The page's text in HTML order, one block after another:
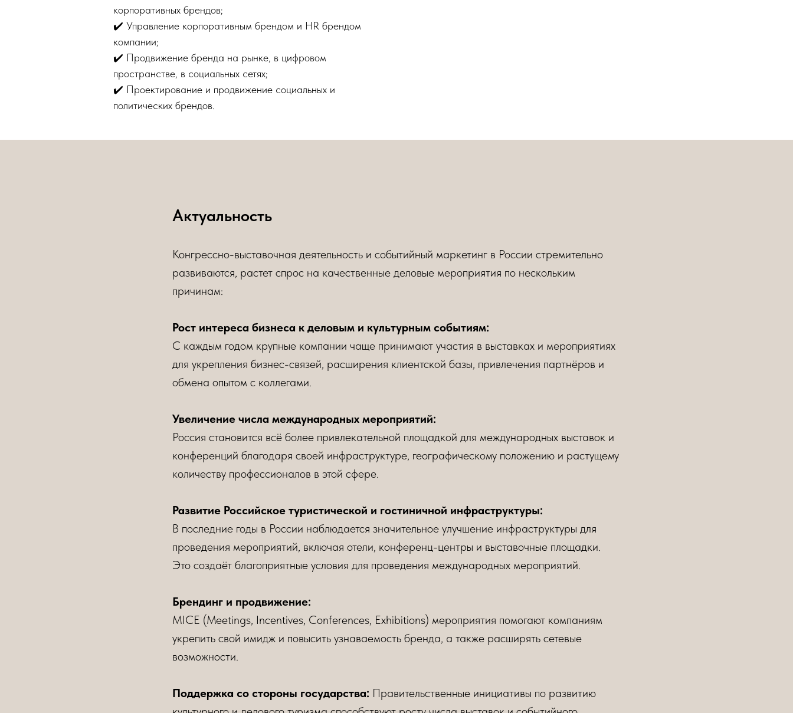
корпоративных брендов;
✔️ Управление корпоративным брендом и HR брендом
компании;
✔️ Продвижение бренда на рынке, в цифровом
пространстве, в социальных сетях;
✔️ Проектирование и продвижение социальных и
политических брендов.
Актуальность
Конгрессно-выставочная деятельность и событийный маркетинг в России стремительно
развиваются, растет спрос на качественные деловые мероприятия по нескольким
причинам:
Рост интереса бизнеса к деловым и культурным событиям:
С каждым годом крупные компании чаще принимают участия в выставках и мероприятиях
для укрепления бизнес-связей, расширения клиентской базы, привлечения партнёров и
обмена опытом с коллегами.
Увеличение числа международных мероприятий:
Россия становится всё более привлекательной площадкой для международных выставок и
конференций благодаря своей инфраструктуре, географическому положению и растущему
количеству профессионалов в этой сфере.
Развитие Российское туристической и гостиничной инфраструктуры:
В последние годы в России наблюдается значительное улучшение инфраструктуры для
проведения мероприятий, включая отели, конференц-центры и выставочные площадки.
Это создаёт благоприятные условия для проведения международных мероприятий.
Брендинг и продвижение:
MICE (Meetings, Incentives, Conferences, Exhibitions) мероприятия помогают компаниям
укрепить свой имидж и повысить узнаваемость бренда, а также расширять сетевые
возможности.
Поддержка со стороны государства: Правительственные инициативы по развитию